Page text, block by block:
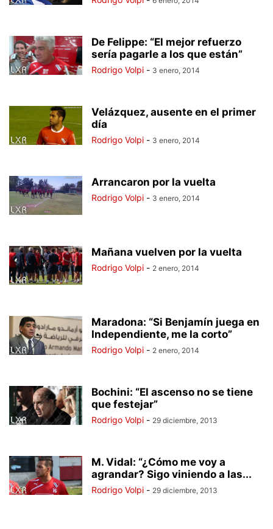
De Felippe: “El mejor refuerzo
sería pagarle a los que están”
Rodrigo Volpi - 3 enero, 2014
Velázquez, ausente en el primer
día
Rodrigo Volpi - 3 enero, 2014
Arrancaron por la vuelta
Rodrigo Volpi - 3 enero, 2014
Mañana vuelven por la vuelta
Rodrigo Volpi - 2 enero, 2014
Maradona: “Si Benjamín juega en
Independiente, me la corto”
Rodrigo Volpi - 2 enero, 2014
Bochini: “El ascenso no se tiene
que festejar”
Rodrigo Volpi - 29 diciembre, 2013
M. Vidal: “¿Cómo me voy a
agrandar? Sigo viniendo a las...
Rodrigo Volpi - 29 diciembre, 2013